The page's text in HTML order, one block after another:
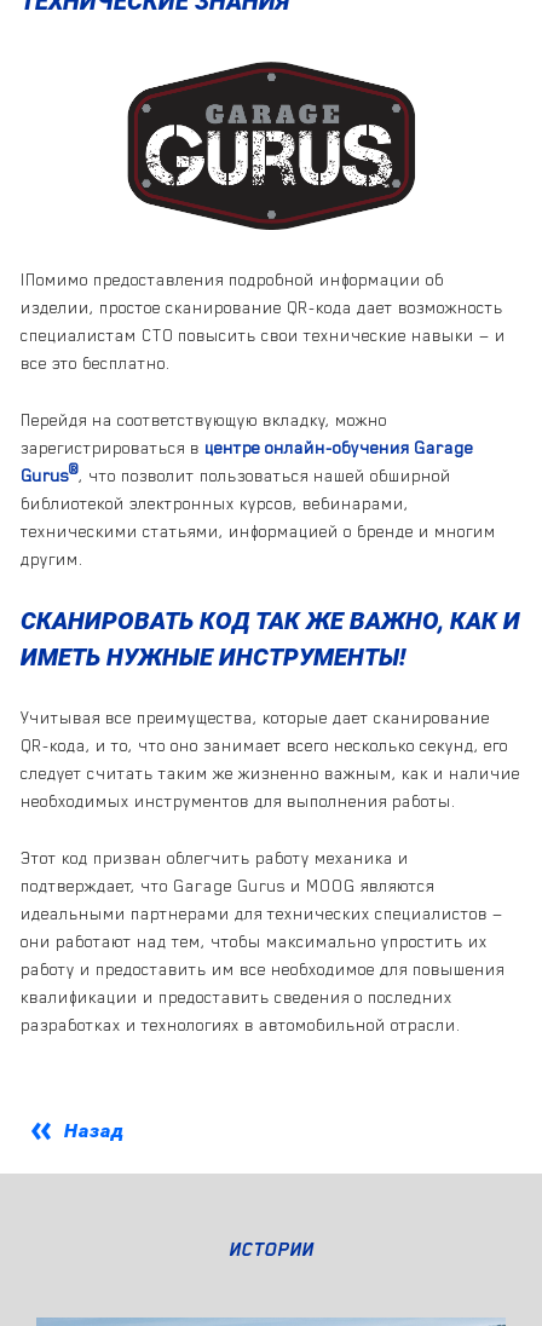
IПомимо предоставления подробной информации об
изделии, простое сканирование QR-кода дает возможность
специалистам СТО повысить свои технические навыки — и
все это бесплатно.
Перейдя на соответствующую вкладку, можно
зарегистрироваться в центре онлайн-обучения Garage
Gurus®, что позволит пользоваться нашей обширной
библиотекой электронных курсов, вебинарами,
техническими статьями, информацией о бренде и многим
другим.
СКАНИРОВАТЬ КОД ТАК ЖЕ ВАЖНО, КАК И
ИМЕТЬ НУЖНЫЕ ИНСТРУМЕНТЫ!
Учитывая все преимущества, которые дает сканирование
QR-кода, и то, что оно занимает всего несколько секунд, его
следует считать таким же жизненно важным, как и наличие
необходимых инструментов для выполнения работы.
Этот код призван облегчить работу механика и
подтверждает, что Garage Gurus и MOOG являются
идеальными партнерами для технических специалистов —
они работают над тем, чтобы максимально упростить их
работу и предоставить им все необходимое для повышения
квалификации и предоставить сведения о последних
разработках и технологиях в автомобильной отрасли.
Назад
ИСТОРИИ